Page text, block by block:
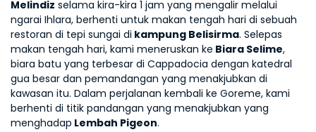
Melindiz selama kira-kira 1 jam yang mengalir melalui
ngarai Ihlara, berhenti untuk makan tengah hari di sebuah
restoran di tepi sungai di kampung Belisirma. Selepas
makan tengah hari, kami meneruskan ke Biara Selime,
biara batu yang terbesar di Cappadocia dengan katedral
gua besar dan pemandangan yang menakjubkan di
kawasan itu. Dalam perjalanan kembali ke Goreme, kami
berhenti di titik pandangan yang menakjubkan yang
menghadap Lembah Pigeon.